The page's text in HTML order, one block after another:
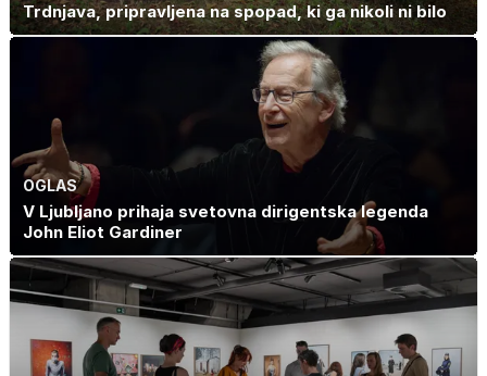
Trdnjava, pripravljena na spopad, ki ga nikoli ni bilo
OGLAS
V Ljubljano prihaja svetovna dirigentska legenda
John Eliot Gardiner